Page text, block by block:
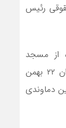
رئیس
از مسجد
علوی به سمت میدان نماز، چهارراه پهلوان، میدان ۲۲ بهمن
دماوندی